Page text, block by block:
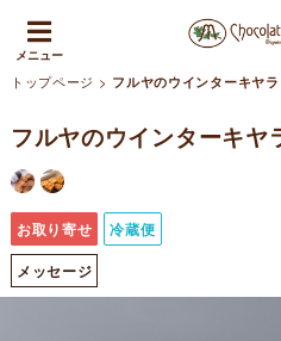
メニュー
トップページ > フルヤのウインターキヤ
フルヤのウインターキヤ
お取り寄せ
冷蔵便
メッセージ